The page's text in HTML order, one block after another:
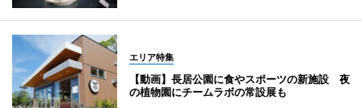
エリア特集
【動画】長居公園に食やスポーツの新施設 夜
の植物園にチームラボの常設展も